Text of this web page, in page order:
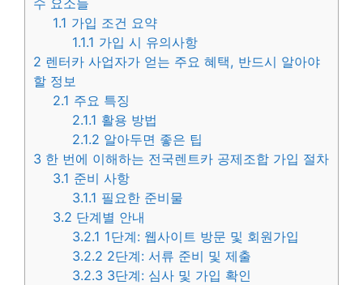
수 요소들
1.1 가입 조건 요약
1.1.1 가입 시 유의사항
2 렌터카 사업자가 얻는 주요 혜택, 반드시 알아야
할 정보
2.1 주요 특징
2.1.1 활용 방법
2.1.2 알아두면 좋은 팁
3 한 번에 이해하는 전국렌트카 공제조합 가입 절차
3.1 준비 사항
3.1.1 필요한 준비물
3.2 단계별 안내
3.2.1 1단계: 웹사이트 방문 및 회원가입
3.2.2 2단계: 서류 준비 및 제출
3.2.3 3단계: 심사 및 가입 확인